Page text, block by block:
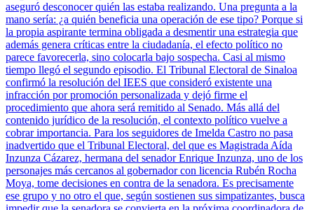
aseguró desconocer quién las estaba realizando. Una pregunta a la
mano sería: ¿a quién beneficia una operación de ese tipo? Porque si
la propia aspirante termina obligada a desmentir una estrategia que
además genera críticas entre la ciudadanía, el efecto político no
parece favorecerla, sino colocarla bajo sospecha. Casi al mismo
tiempo llegó el segundo episodio. El Tribunal Electoral de Sinaloa
confirmó la resolución del IEES que consideró existente una
infracción por promoción personalizada y dejó firme el
procedimiento que ahora será remitido al Senado. Más allá del
contenido jurídico de la resolución, el contexto político vuelve a
cobrar importancia. Para los seguidores de Imelda Castro no pasa
inadvertido que el Tribunal Electoral, del que es Magistrada Aída
Inzunza Cázarez, hermana del senador Enrique Inzunza, uno de los
personajes más cercanos al gobernador con licencia Rubén Rocha
Moya, tome decisiones en contra de la senadora. Es precisamente
ese grupo y no otro el que, según sostienen sus simpatizantes, busca